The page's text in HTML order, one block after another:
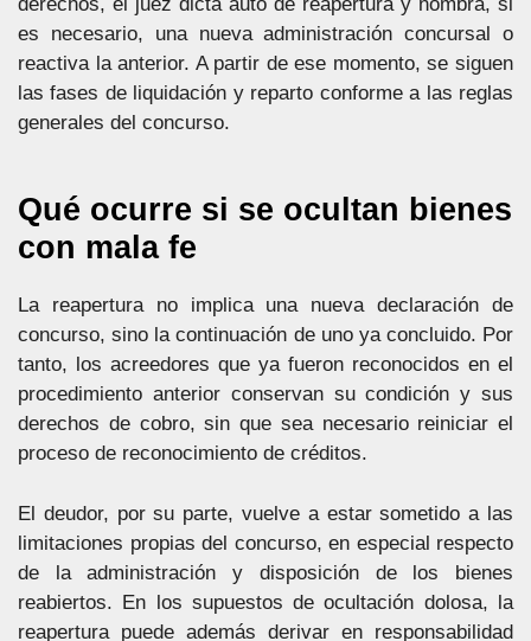
es necesario, una nueva administración concursal o
reactiva la anterior. A partir de ese momento, se siguen
las fases de liquidación y reparto conforme a las reglas
generales del concurso.
Qué ocurre si se ocultan bienes
con mala fe
La reapertura no implica una nueva declaración de
concurso, sino la continuación de uno ya concluido. Por
tanto, los acreedores que ya fueron reconocidos en el
procedimiento anterior conservan su condición y sus
derechos de cobro, sin que sea necesario reiniciar el
proceso de reconocimiento de créditos.
El deudor, por su parte, vuelve a estar sometido a las
limitaciones propias del concurso, en especial respecto
de la administración y disposición de los bienes
reabiertos. En los supuestos de ocultación dolosa, la
reapertura puede además derivar en responsabilidad